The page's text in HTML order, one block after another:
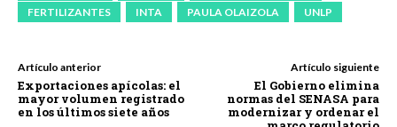
FERTILIZANTES INTA PAULA OLAIZOLA UNLP
Artículo anterior
Exportaciones apícolas: el
mayor volumen registrado
en los últimos siete años
Artículo siguiente
El Gobierno elimina
normas del SENASA para
modernizar y ordenar el